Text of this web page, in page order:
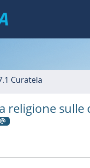
Curatela
religione sulle